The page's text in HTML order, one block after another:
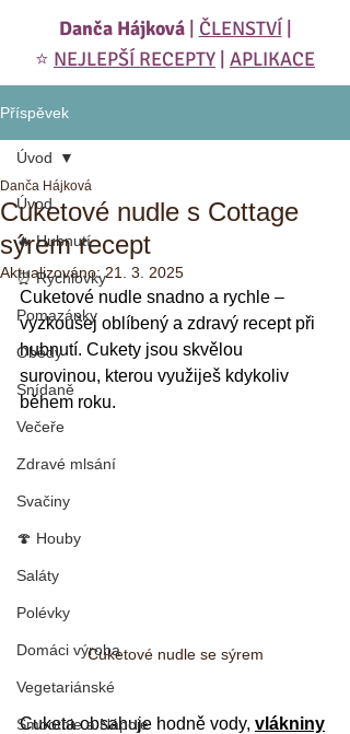
Danča Hájková| ČLENSTVÍ
⭐️ NEJLEPŠÍ RECEPTY APLIKACE
Příspěvek
Úvod
🔥 Hubnutí
⏰ Rychlovky
Pomazánky
Obědy
Snídaně
Večeře
Zdravé mlsání
Svačiny
🍄 Houby
Saláty
Polévky
Domáci výroba
Vegetariánské
Smoothie a Nápoje
Úvod
Cuketové nudle s Cottage
sýrem recept
Danča Hájková
Aktualizováno:21. 3. 2025
Cuketové nudle snadno a rychle –
vyzkoušej oblíbený a zdravý recept při
hubnutí. Cukety jsou skvělou
surovinou, kterou využiješ kdykoliv
během roku.
Cuketové nudle se sýrem
Cuketa obsahuje hodně vody, vlákniny